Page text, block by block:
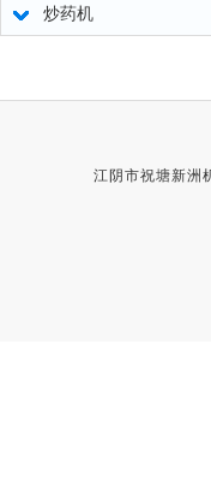
炒药机
江阴市祝塘新洲